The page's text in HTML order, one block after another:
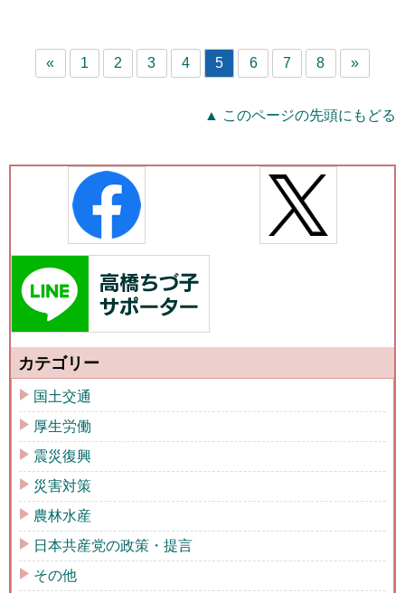
« 1 2 3 4 5 6 7 8 »
▲ このページの先頭にもどる
カテゴリー
国土交通
厚生労働
震災復興
災害対策
農林水産
日本共産党の政策・提言
その他